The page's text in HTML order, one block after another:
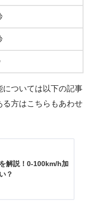
ついては以下の記事
方はこちらもあわせ
解説！0-100km/h加
？